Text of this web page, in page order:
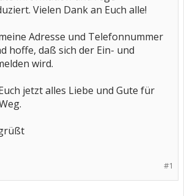
Vielen Dank an Euch alle!
Adresse und Telefonnummer
hoffe, daß sich der Ein- und
wird.
jetzt alles Liebe und Gute für
#1